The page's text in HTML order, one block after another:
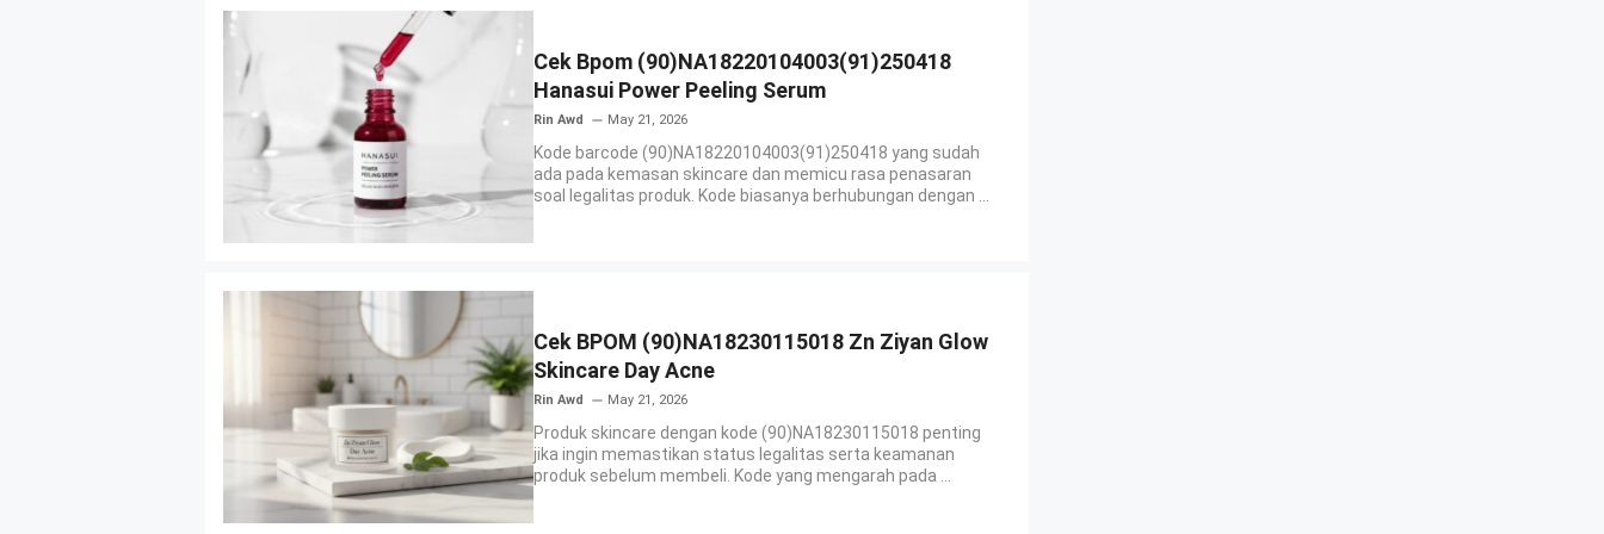
Cek Bpom (90)NA18220104003(91)250418
Hanasui Power Peeling Serum
Rin Awd May 21, 2026
Kode barcode (90)NA18220104003(91)250418 yang sudah
ada pada kemasan skincare dan memicu rasa penasaran
soal legalitas produk. Kode biasanya berhubungan dengan ...
Cek BPOM (90)NA18230115018 Zn Ziyan Glow
Skincare Day Acne
Rin Awd May 21, 2026
Produk skincare dengan kode (90)NA18230115018 penting
jika ingin memastikan status legalitas serta keamanan
produk sebelum membeli. Kode yang mengarah pada ...